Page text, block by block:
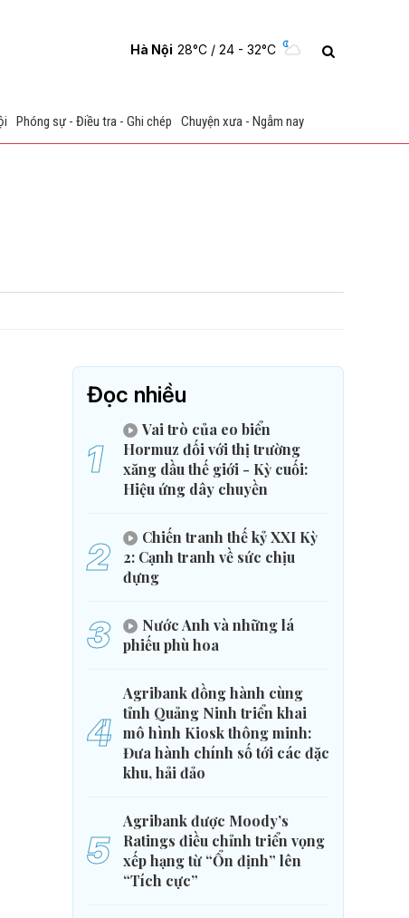
Hà Nội 28°C / 24 - 32°C
Phóng sự - Điều tra - Ghi chép Chuyện xưa - Ngẫm nay
Đọc nhiều
1
Vai trò của eo biển
Hormuz đối với thị trường
xăng dầu thế giới - Kỳ cuối:
Hiệu ứng dây chuyền
2
Chiến tranh thế kỷ XXI Kỳ
2: Cạnh tranh về sức chịu
đựng
3
Nước Anh và những lá
phiếu phù hoa
4
Agribank đồng hành cùng
tỉnh Quảng Ninh triển khai
mô hình Kiosk thông minh:
Đưa hành chính số tới các đặc
khu, hải đảo
5
Agribank được Moody’s
Ratings điều chỉnh triển vọng
xếp hạng từ “Ổn định” lên
“Tích cực”